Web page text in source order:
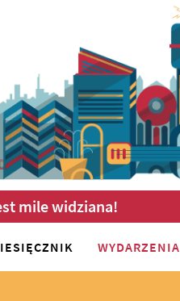
mile widziana!
WYDARZENIA